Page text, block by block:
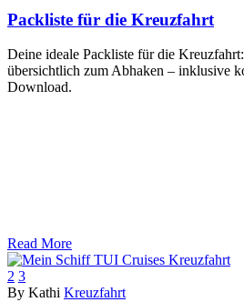
Packliste für die Kreuzfahrt
Deine ideale Packliste für die
übersichtlich zum Abhaken – inklusive
Download.
Read More
2 3
By Kathi Kreuzfahrt